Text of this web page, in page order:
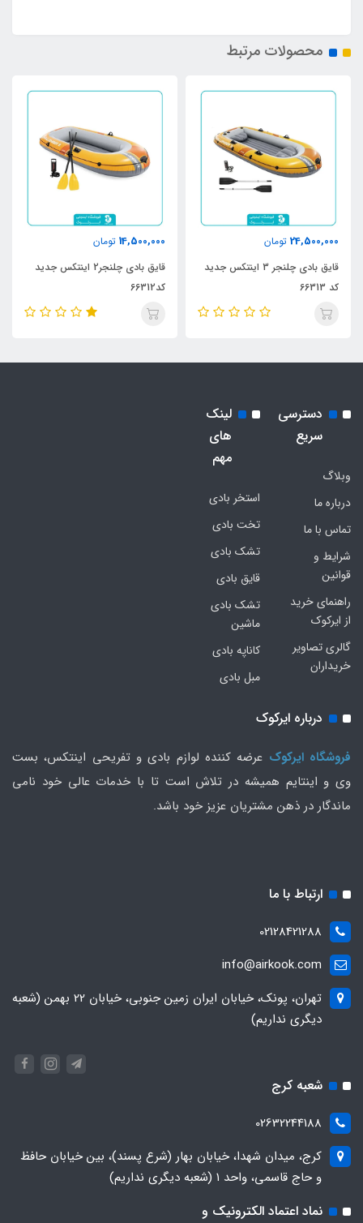
محصولات مرتبط
24,500,000 تومان
قایق بادی چلنجر 3 اینتکس جدید
کد 66313
14,500,000 تومان
قایق بادی چلنجر2 اینتکس جدید
کد66312
دسترسی
سریع
وبلاگ
درباره ما
تماس با ما
شرایط و
قوانین
راهنمای خرید
از ایرکوک
گالری تصاویر
خریداران
لینک
های
مهم
استخر بادی
تخت بادی
تشک بادی
قایق بادی
تشک بادی
ماشین
کاناپه بادی
مبل بادی
درباره ایرکوک
فروشگاه ایرکوک عرضه کننده لوازم بادی و تفریحی اینتکس، بست
وی و اینتایم همیشه در تلاش است تا با خدمات عالی خود نامی
ماندگار در ذهن مشتریان عزیز خود باشد.
ارتباط با ما
02128421288
info@airkook.com
تهران، پونک، خیابان ایران زمین جنوبی، خیابان 22 بهمن (شعبه
دیگری نداریم)
شعبه کرج
02632244188
کرج، میدان شهدا، خیابان بهار (شرع پسند)، بین خیابان حافظ
و حاج قاسمی، واحد ۱ (شعبه دیگری نداریم)
نماد اعتماد الکترونیک و